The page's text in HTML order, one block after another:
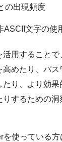
の出現頻度
ASCII文字の使
活用すること
高めたり、パス
り、より効果
りするための洞
を使っている